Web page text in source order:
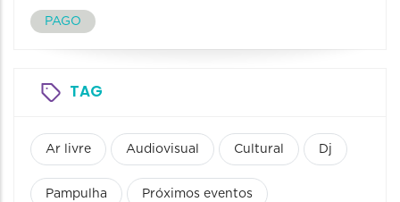
PAGO
TAG
Ar livre Audiovisual Cultural Dj
Pampulha Próximos eventos